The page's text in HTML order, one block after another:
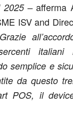
2025 –afferma
ISV and
Grazie
italiani
semplice e
da questo
POS, il